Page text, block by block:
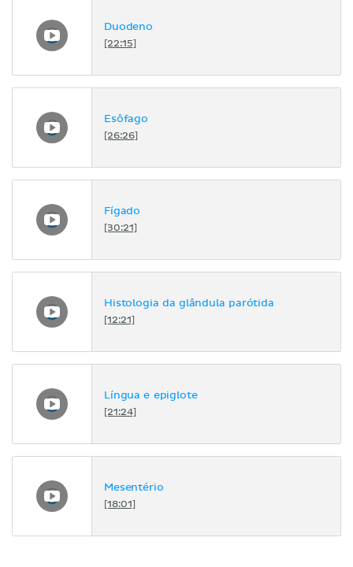
Duodeno
[22:15]
Esôfago
[26:26]
Fígado
[30:21]
Histologia da glândula parótida
[12:21]
Língua e epiglote
[21:24]
Mesentério
[18:01]